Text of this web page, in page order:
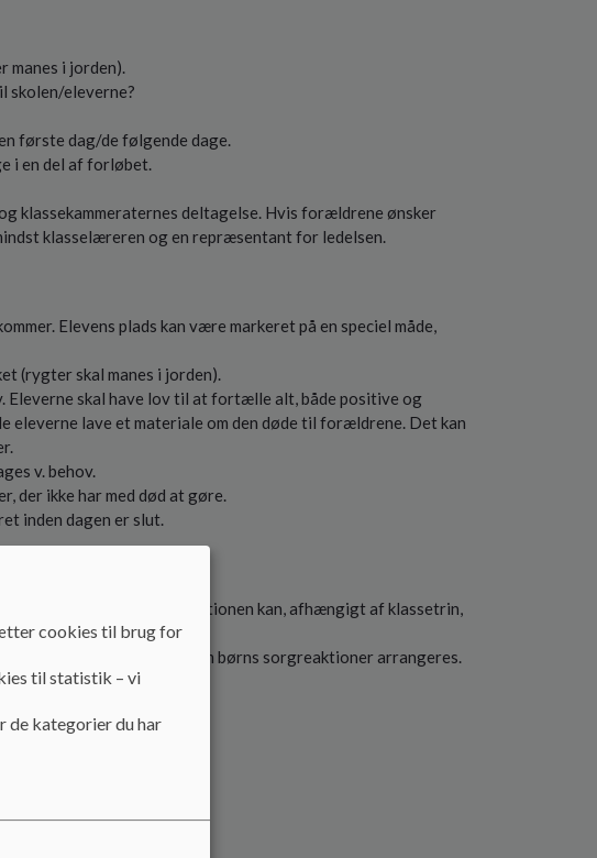
manes i jorden).
skolen/eleverne?
første dag/de følgende dage.
i en del af forløbet.
klassekammeraternes deltagelse. Hvis forældrene ønsker
klasselæreren og en repræsentant for ledelsen.
Elevens plads kan være markeret på en speciel måde,
(rygter skal manes i jorden).
Eleverne skal have lov til at fortælle alt, både positive og
eleverne lave et materiale om den døde til forældrene. Det kan
v. behov.
der ikke har med død at gøre.
inden dagen er slut.
og begravelsen. Informationen kan, afhængigt af klassetrin,
foredrag for forældrene om børns sorgreaktioner arrangeres.
ledelsen.
cookies til brug for
til statistik – vi
de kategorier du har